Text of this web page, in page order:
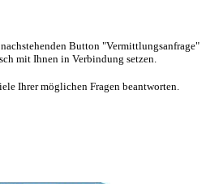
Button "Vermittlungsanfrage"
mit Ihnen in Verbindung setzen.
Ihrer möglichen Fragen beantworten.